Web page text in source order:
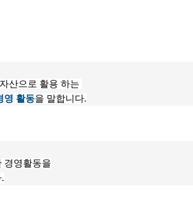
산으로 활용 하는
영 활동을 말합니다.
경영활동을